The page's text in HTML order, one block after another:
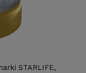
STARLIFE,